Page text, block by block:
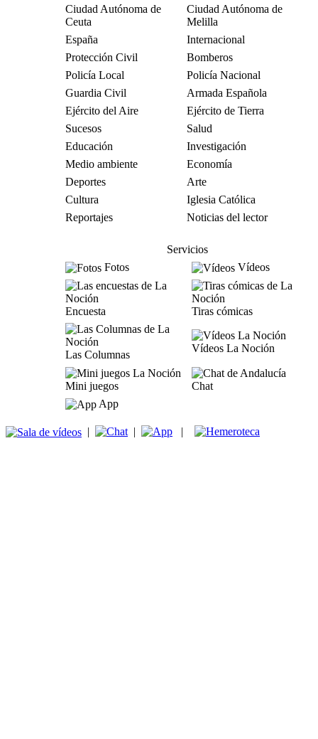
Ciudad Autónoma de
Ceuta
Ciudad Autónoma de
Melilla
España
Internacional
Protección Civil
Bomberos
Policía Local
Policía Nacional
Guardia Civil
Armada Española
Ejército del Aire
Ejército de Tierra
Sucesos
Salud
Educación
Investigación
Medio ambiente
Economía
Deportes
Arte
Cultura
Iglesia Católica
Reportajes
Noticias del lector
Servicios
Fotos
Vídeos
Encuesta Tiras cómicas
Las Columnas
Vídeos La Noción
Mini juegos
Chat
App
| | |